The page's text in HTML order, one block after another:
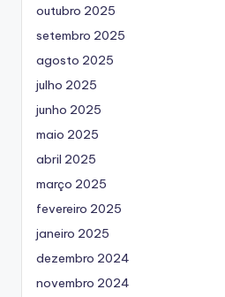
outubro 2025
setembro 2025
agosto 2025
julho 2025
junho 2025
maio 2025
abril 2025
março 2025
fevereiro 2025
janeiro 2025
dezembro 2024
novembro 2024